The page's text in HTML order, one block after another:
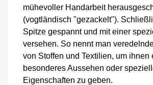
mühevoller Handarbeit
(vogtländisch "gezackelt").
Spitze gespannt und mit einer
versehen. So nennt man
von Stoffen und Textilien, um ihnen
besonderes Aussehen oder
Eigenschaften zu geben.